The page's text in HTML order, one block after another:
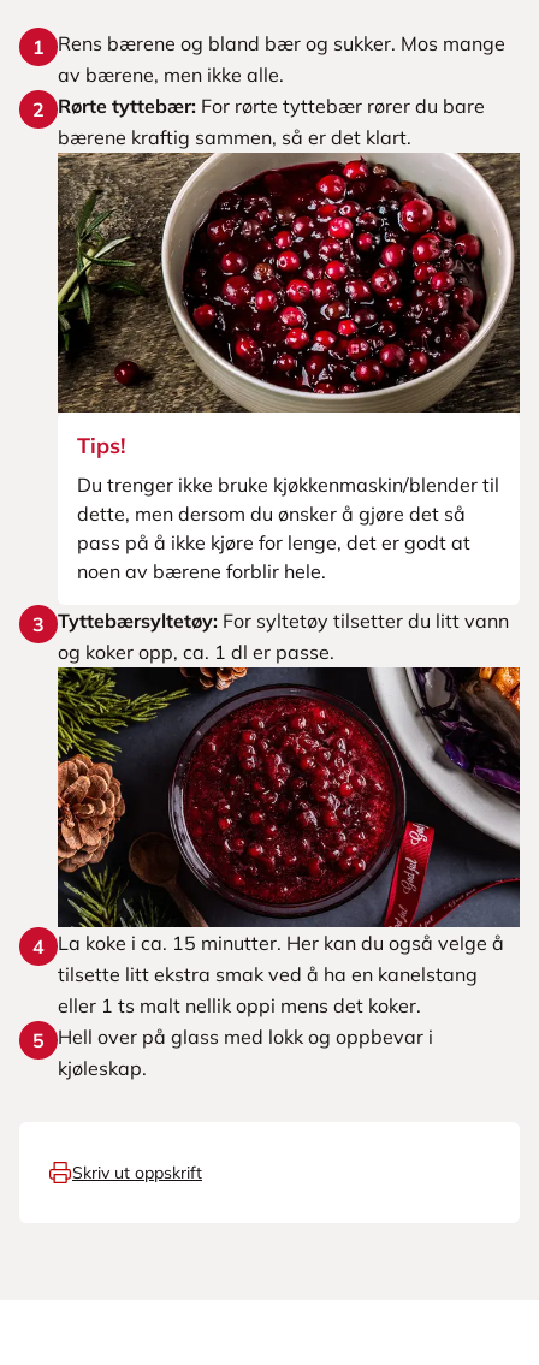
1
Rens bærene og bland bær og sukker. Mos mange
av bærene, men ikke alle.
2
Rørte tyttebær: For rørte tyttebær rører du bare
bærene kraftig sammen, så er det klart.
Tips!
Du trenger ikke bruke kjøkkenmaskin/blender til
dette, men dersom du ønsker å gjøre det så
pass på å ikke kjøre for lenge, det er godt at
noen av bærene forblir hele.
3 Tyttebærsyltetøy: For syltetøy tilsetter du litt vann
og koker opp, ca. 1 dl er passe.
4 La koke i ca. 15 minutter. Her kan du også velge å
tilsette litt ekstra smak ved å ha en kanelstang
eller 1 ts malt nellik oppi mens det koker.
5
Hell over på glass med lokk og oppbevar i
kjøleskap.
Skriv ut oppskrift